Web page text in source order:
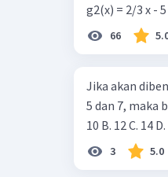
66
Jika akan
5 dan 7, maka
10 B. 12 C. 14
3 5.0